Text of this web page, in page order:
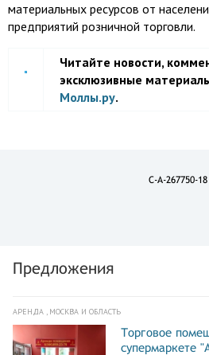
материальных ресурсов от
предприятий розничной торговли.
Читайте новости,
эксклюзивные
Моллы.ру.
C-A-267750-18
Предложения
АРЕНДА , МОСКВА И ОБЛАСТЬ
Торговое
супермаркете